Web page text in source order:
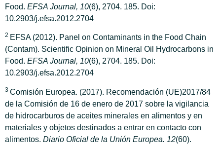
Food. EFSA Journal, 10(6), 2704. 185. Doi:
10.2903/j.efsa.2012.2704
2 EFSA (2012). Panel on Contaminants in the Food Chain
(Contam). Scientific Opinion on Mineral Oil Hydrocarbons in
Food. EFSA Journal, 10(6), 2704. 185. Doi:
10.2903/j.efsa.2012.2704
3 Comisión Europea. (2017). Recomendación (UE)2017/84
de la Comisión de 16 de enero de 2017 sobre la vigilancia
de hidrocarburos de aceites minerales en alimentos y en
materiales y objetos destinados a entrar en contacto con
alimentos. Diario Oficial de la Unión Europea. 12(60).